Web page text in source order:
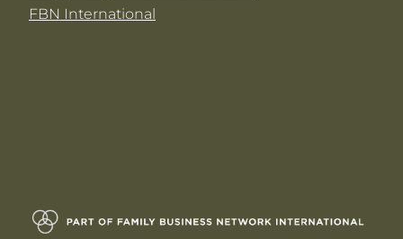
FBN International